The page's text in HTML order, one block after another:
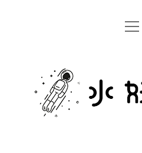
首页
关于
open
水
妖
视